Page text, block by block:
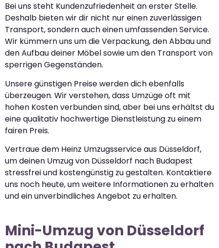
Bei uns steht Kundenzufriedenheit an erster Stelle.
Deshalb bieten wir dir nicht nur einen zuverlässigen
Transport, sondern auch einen umfassenden Service.
Wir kümmern uns um die Verpackung, den Abbau und
den Aufbau deiner Möbel sowie um den Transport von
sperrigen Gegenständen.
Unsere günstigen Preise werden dich ebenfalls
überzeugen. Wir verstehen, dass Umzüge oft mit
hohen Kosten verbunden sind, aber bei uns erhältst du
eine qualitativ hochwertige Dienstleistung zu einem
fairen Preis.
Vertraue dem Heinz Umzugsservice aus Düsseldorf,
um deinen Umzug von Düsseldorf nach Budapest
stressfrei und kostengünstig zu gestalten. Kontaktiere
uns noch heute, um weitere Informationen zu erhalten
und ein unverbindliches Angebot zu erhalten.
Mini-Umzug von Düsseldorf